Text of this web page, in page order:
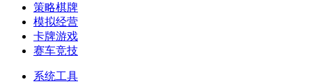
策略棋牌
模拟经营
卡牌游戏
赛车竞技
系统工具